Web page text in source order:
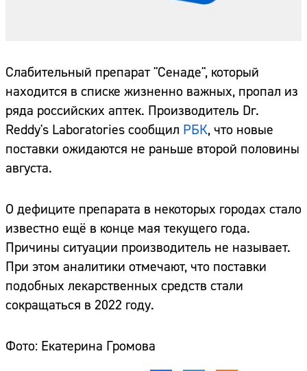
Слабительный препарат "Сенаде", который
находится в списке жизненно важных, пропал из
ряда российских аптек. Производитель Dr.
Reddy's Laboratories сообщил РБК, что новые
поставки ожидаются не раньше второй половины
августа.
О дефиците препарата в некоторых городах стало
известно ещё в конце мая текущего года.
Причины ситуации производитель не называет.
При этом аналитики отмечают, что поставки
подобных лекарственных средств стали
сокращаться в 2022 году.
Фото: Екатерина Громова